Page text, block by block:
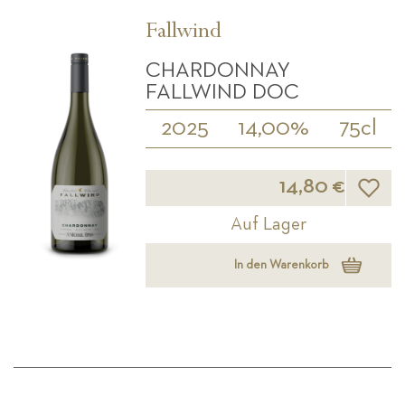
Fallwind
CHARDONNAY
FALLWIND DOC
2025 14,00% 75cl
14,80 €
Auf Lager
In den Warenkorb